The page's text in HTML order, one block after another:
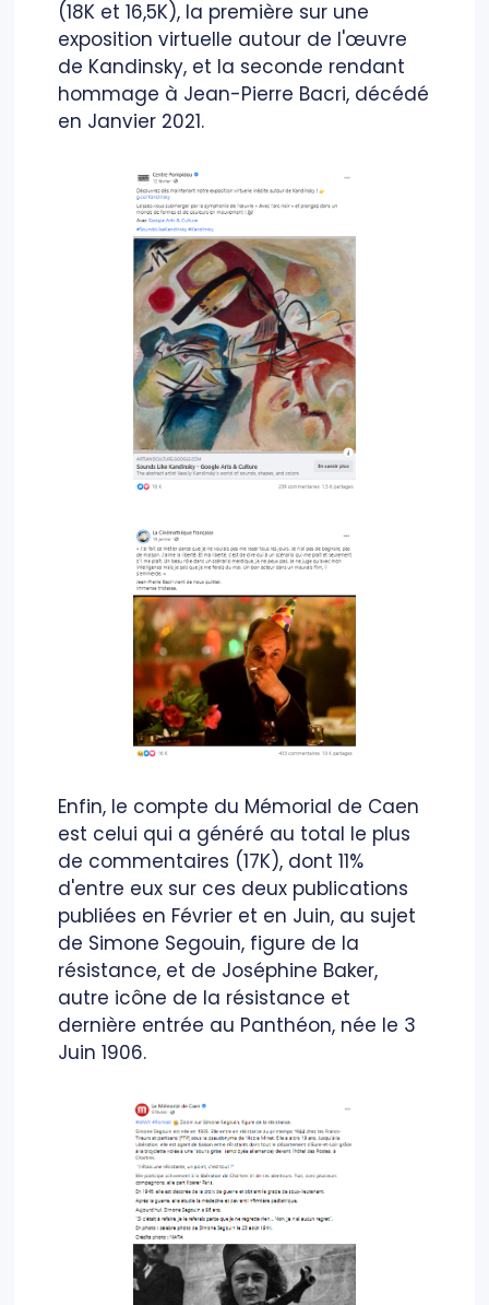
(18K et 16,5K), la première sur une
exposition virtuelle autour de l'œuvre
de Kandinsky, et la seconde rendant
hommage à Jean-Pierre Bacri, décédé
en Janvier 2021.
Enfin, le compte du Mémorial de Caen
est celui qui a généré au total le plus
de commentaires (17K), dont 11%
d'entre eux sur ces deux publications
publiées en Février et en Juin, au sujet
de Simone Segouin, figure de la
résistance, et de Joséphine Baker,
autre icône de la résistance et
dernière entrée au Panthéon, née le 3
Juin 1906.